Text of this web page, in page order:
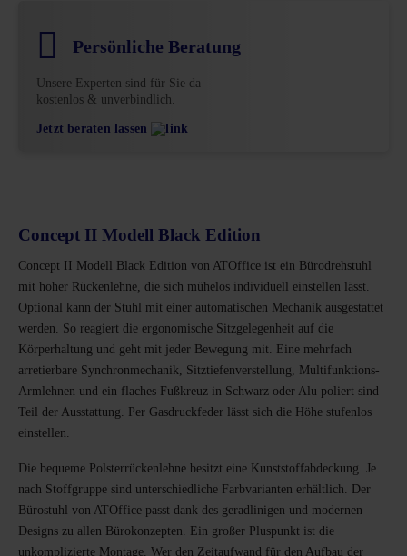
Persönliche Beratung
Unsere Experten sind für Sie da –
kostenlos & unverbindlich.
Jetzt beraten lassen
Concept II Modell Black Edition
Concept II Modell Black Edition von ATOffice ist ein Bürodrehstuhl
mit hoher Rückenlehne, die sich mühelos individuell einstellen lässt.
Optional kann der Stuhl mit einer automatischen Mechanik ausgestattet
werden. So reagiert die ergonomische Sitzgelegenheit auf die
Körperhaltung und geht mit jeder Bewegung mit. Eine mehrfach
arretierbare Synchronmechanik, Sitztiefenverstellung, Multifunktions-
Armlehnen und ein flaches Fußkreuz in Schwarz oder Alu poliert sind
Teil der Ausstattung. Per Gasdruckfeder lässt sich die Höhe stufenlos
einstellen.
Die bequeme Polsterrückenlehne besitzt eine Kunststoffabdeckung. Je
nach Stoffgruppe sind unterschiedliche Farbvarianten erhältlich. Der
Bürostuhl von ATOffice passt dank des geradlinigen und modernen
Designs zu allen Bürokonzepten. Ein großer Pluspunkt ist die
unkomplizierte Montage. Wer den Zeitaufwand für den Aufbau der